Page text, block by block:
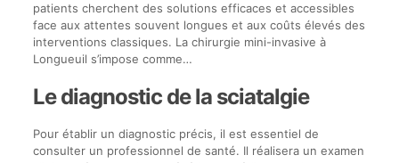
patients cherchent des solutions efficaces et accessibles
face aux attentes souvent longues et aux coûts élevés des
interventions classiques. La chirurgie mini-invasive à
Longueuil s’impose comme…
Le diagnostic de la sciatalgie
Pour établir un diagnostic précis, il est essentiel de
consulter un professionnel de santé. Il réalisera un examen